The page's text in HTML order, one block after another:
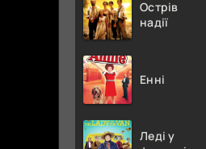
Острів
надії
Енні
Леді у